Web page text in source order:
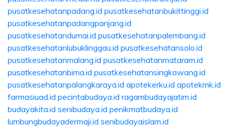
pusatkesehatanpadang.id pusatkesehatanbukittinggi.id
pusatkesehatanpadangpanjang.id
pusatkesehatandumai.id pusatkesehatanpalembang.id
pusatkesehatanlubuklinggau.id pusatkesehatansolo.id
pusatkesehatanmalang.id pusatkesehatanmataram.id
pusatkesehatanbima.id pusatkesehatansingkawang.id
pusatkesehatanpalangkaraya.id apotekerku.id apotekmk.id
farmasiuad.id pecintabudaya.id ragambudayajatim.id
budayakita.id senibudaya.id penikmatbudaya.id
lumbungbudayadermaji.id senibudayaislam.id